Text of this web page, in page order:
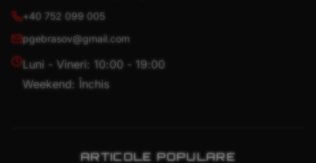
+40 752 099 005
pgebrasov@gmail.com
Luni - Vineri: 10:00 - 19:00
Weekend: Închis
ARTICOLE POPULARE